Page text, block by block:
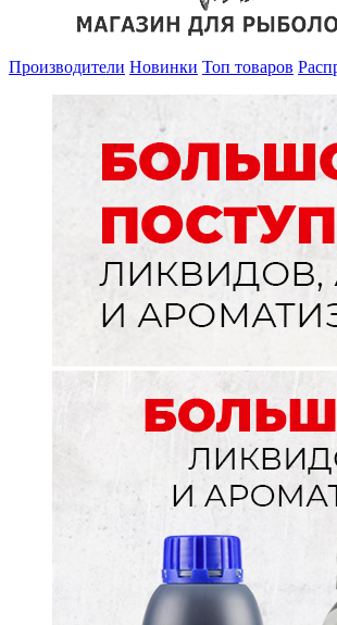
Производители Новинки Топ товаров